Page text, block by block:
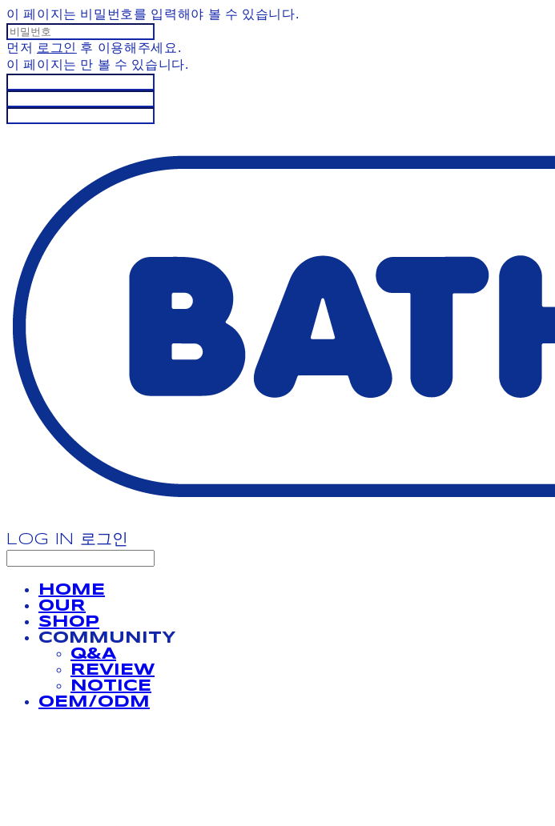
이 페이지는 비밀번호를 입력해야 볼 수 있습니다.
먼저 로그인 후 이용해주세요.
이 페이지는 만 볼 수 있습니다.
LOG IN 로그인
HOME
OUR
SHOP
COMMUNITY
Q&A
REVIEW
NOTICE
OEM/ODM